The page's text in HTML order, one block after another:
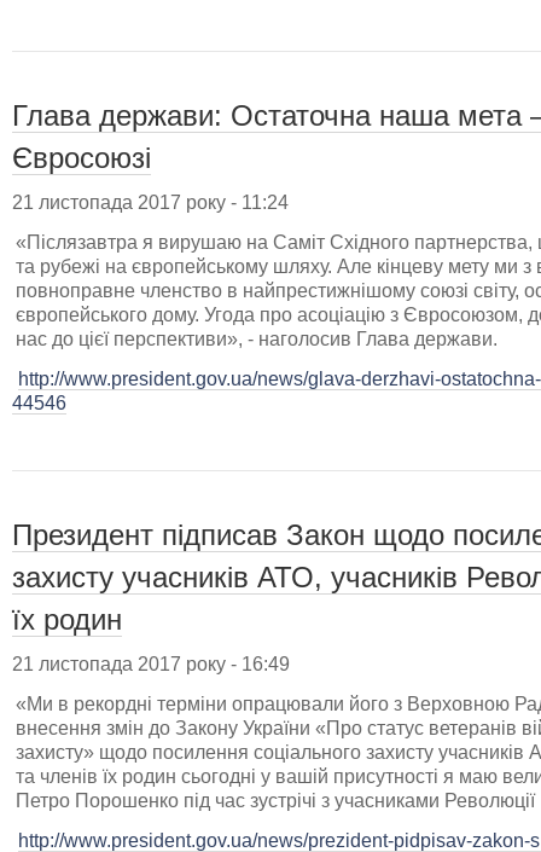
Глава держави: Остаточна наша мета
Євросоюзі
21 листопада 2017 року - 11:24
«Післязавтра я вирушаю на Саміт Східного партнерства,
та рубежі на європейському шляху. Але кінцеву мету ми з
повноправне членство в найпрестижнішому союзі світу,
європейського дому. Угода про асоціацію з Євросоюзом,
нас до цієї перспективи», - наголосив Глава держави.
http://www.president.gov.ua/news/glava-derzhavi-
44546
Президент підписав Закон щодо
захисту учасників АТО, учасників
їх родин
21 листопада 2017 року - 16:49
«Ми в рекордні терміни опрацювали його з Верховною
внесення змін до Закону України «Про статус ветеранів
захисту» щодо посилення соціального захисту учасників
та членів їх родин сьогодні у вашій присутності я маю
Петро Порошенко під час зустрічі з учасниками Революції
http://www.president.gov.ua/news/prezident-pidpisav-